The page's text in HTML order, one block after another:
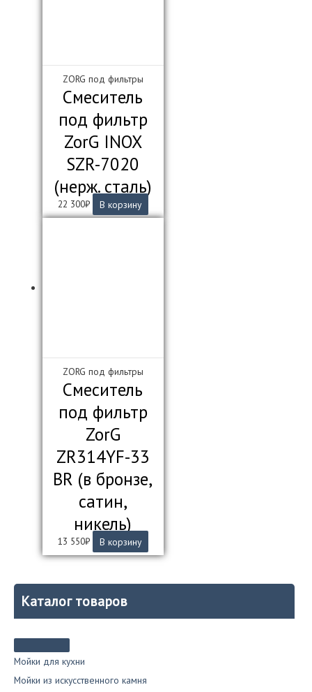
Каталог товаров
Мойки для кухни
Мойки из искусственного камня
ZORG под фильтры
Смеситель
под фильтр
ZorG INOX
SZR-7020
(нерж. сталь)
22 300₽ В корзину
ZORG под фильтры
Смеситель
под фильтр
ZorG
ZR314YF-33
BR (в бронзе,
сатин,
никель)
13 550₽ В корзину